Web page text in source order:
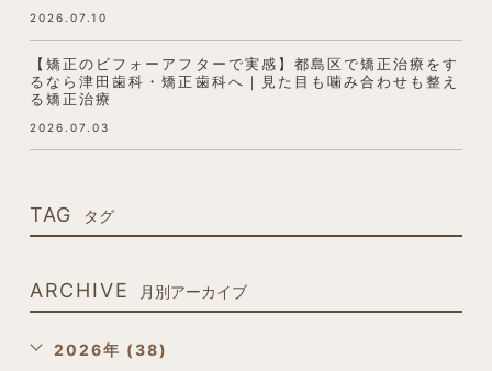
2026.07.10
【矯正のビフォーアフターで実感】都島区で矯正治療をす
るなら津田歯科・矯正歯科へ｜見た目も噛み合わせも整え
る矯正治療
2026.07.03
TAG タグ
ARCHIVE 月別アーカイブ
2026年 (38)